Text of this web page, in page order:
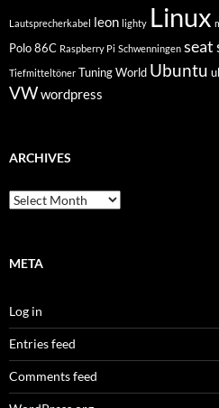
Lautsprecherkabel leon lighty Linux
Polo 86C Raspberry Pi Schwenningen seat
Tiefmitteltöner Tuning World Ubuntu
VWwordpress
ARCHIVES
Archives
META
Log in
Entries feed
Comments feed